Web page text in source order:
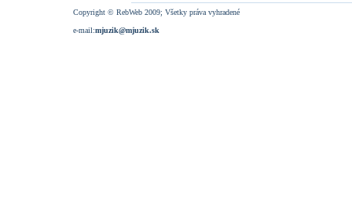
Copyright © RebWeb 2009; Všetky práva vyhradené
e-mail:mjuzik@mjuzik.sk